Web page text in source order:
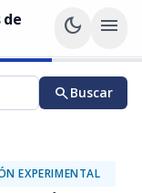
dark_mode menu
searchBuscar
EXPERIMENTAL